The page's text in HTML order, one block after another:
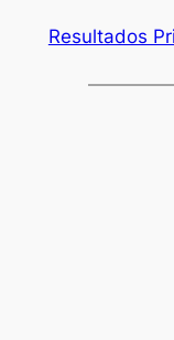
Resultados